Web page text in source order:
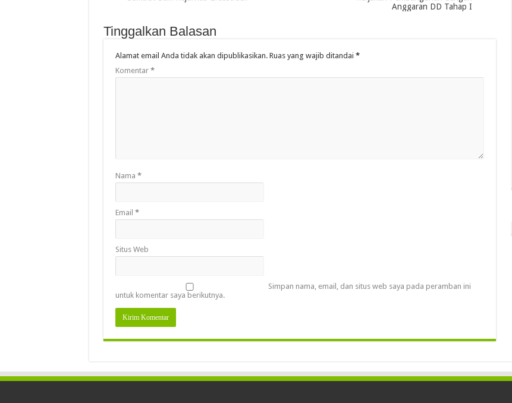
Anggaran DD Tahap I
Tinggalkan Balasan
Alamat email Anda tidak akan dipublikasikan. Ruas yang wajib ditandai *
Komentar *
Nama *
Email *
Situs Web
Simpan nama, email, dan situs web saya pada peramban ini
untuk komentar saya berikutnya.